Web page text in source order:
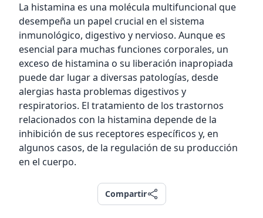
La histamina es una molécula multifuncional que
desempeña un papel crucial en el sistema
inmunológico, digestivo y nervioso. Aunque es
esencial para muchas funciones corporales, un
exceso de histamina o su liberación inapropiada
puede dar lugar a diversas patologías, desde
alergias hasta problemas digestivos y
respiratorios. El tratamiento de los trastornos
relacionados con la histamina depende de la
inhibición de sus receptores específicos y, en
algunos casos, de la regulación de su producción
en el cuerpo.
Compartir
Compartir